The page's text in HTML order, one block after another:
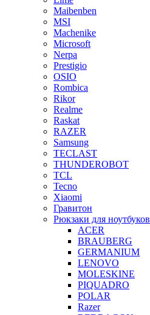
Maibenben
MSI
Machenike
Microsoft
Nerpa
Prestigio
OSIO
Rombica
Rikor
Realme
Raskat
RAZER
Samsung
TECLAST
THUNDEROBOT
TCL
Tecno
Xiaomi
Гравитон
Рюкзаки для ноутбуков
ACER
BRAUBERG
GERMANIUM
LENOVO
MOLESKINE
PIQUADRO
POLAR
Razer